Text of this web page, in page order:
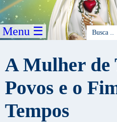
Menu ☰
A Mulher de
Povos e o
Tempos